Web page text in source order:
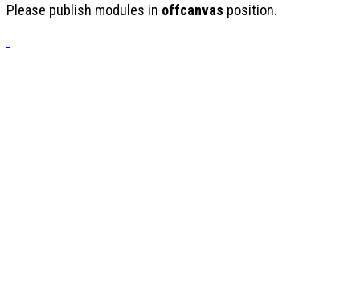
Please publish modules in offcanvas position.